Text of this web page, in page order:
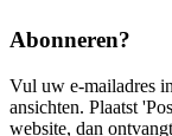
Abonneren?
Vul uw e-mailadres
ansichten. Plaatst
website, dan